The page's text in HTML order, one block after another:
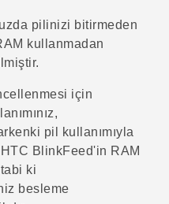
pilinizi bitirmeden
kullanmadan
için
pil kullanımıyla
HTC BlinkFeed'in RAM
ki
besleme